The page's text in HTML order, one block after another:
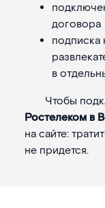
договора
подписка
в
Чтобы
Ростелеком в
на сайте:
не придется.